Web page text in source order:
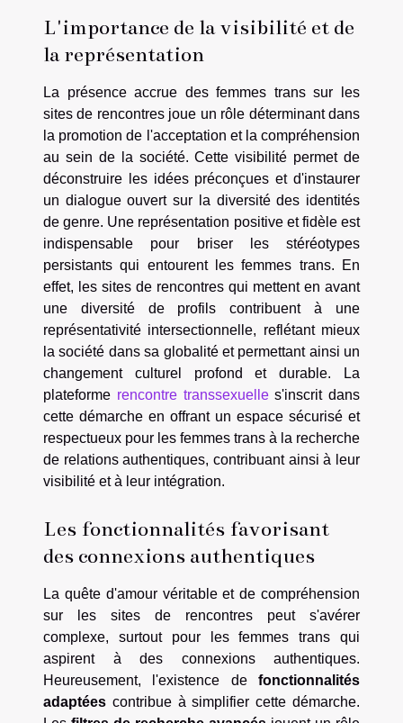
L'importance de la visibilité et de
la représentation
La présence accrue des femmes trans sur les
sites de rencontres joue un rôle déterminant dans
la promotion de l'acceptation et la compréhension
au sein de la société. Cette visibilité permet de
déconstruire les idées préconçues et d'instaurer
un dialogue ouvert sur la diversité des identités
de genre. Une représentation positive et fidèle est
indispensable pour briser les stéréotypes
persistants qui entourent les femmes trans. En
effet, les sites de rencontres qui mettent en avant
une diversité de profils contribuent à une
représentativité intersectionnelle, reflétant mieux
la société dans sa globalité et permettant ainsi un
changement culturel profond et durable. La
plateforme rencontre transsexuelles'inscrit dans
cette démarche en offrant un espace sécurisé et
respectueux pour les femmes trans à la recherche
de relations authentiques, contribuant ainsi à leur
visibilité et à leur intégration.
Les fonctionnalités favorisant
des connexions authentiques
La quête d'amour véritable et de compréhension
sur les sites de rencontres peut s'avérer
complexe, surtout pour les femmes trans qui
aspirent à des connexions authentiques.
Heureusement, l'existence de fonctionnalités
adaptées contribue à simplifier cette démarche.